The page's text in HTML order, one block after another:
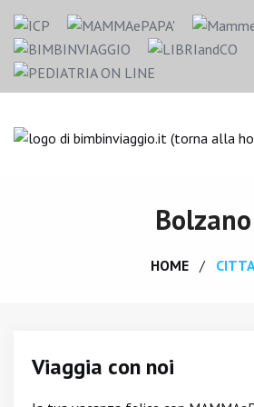
Bolzano
HOME
Viaggia con noi